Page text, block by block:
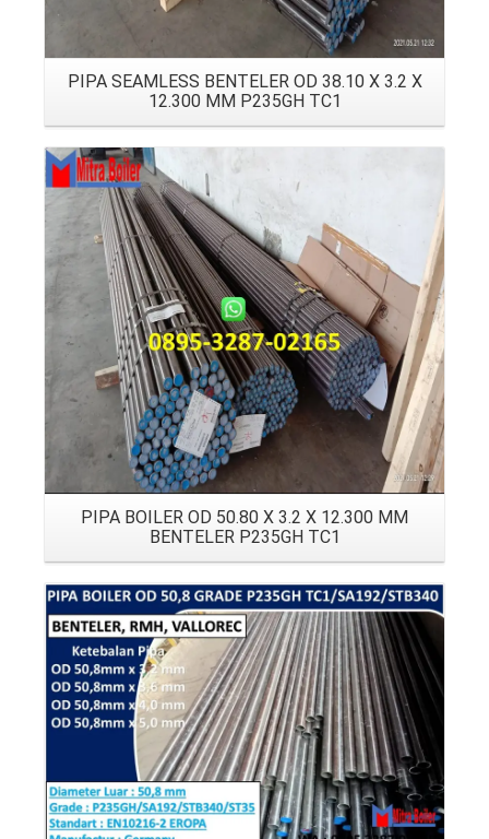
PIPA SEAMLESS BENTELER OD 38.10 X 3.2 X
12.300 MM P235GH TC1
Details
PIPA BOILER OD 50.80 X 3.2 X 12.300 MM
BENTELER P235GH TC1
Details